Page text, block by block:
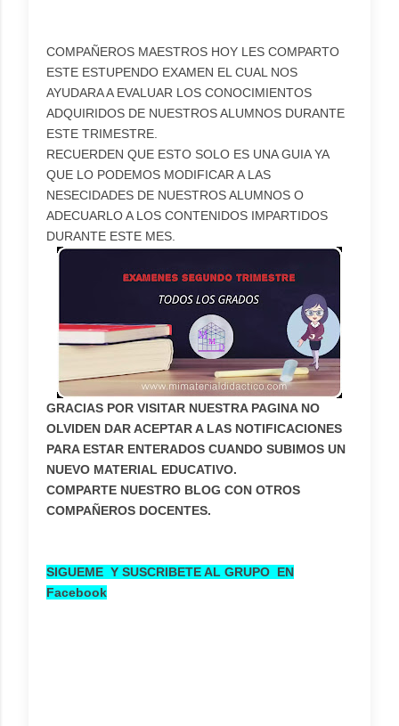
COMPAÑEROS MAESTROS HOY LES COMPARTO
ESTE ESTUPENDO EXAMEN EL CUAL NOS
AYUDARA A EVALUAR LOS CONOCIMIENTOS
ADQUIRIDOS DE NUESTROS ALUMNOS DURANTE
ESTE TRIMESTRE.
RECUERDEN QUE ESTO SOLO ES UNA GUIA YA
QUE LO PODEMOS MODIFICAR A LAS
NESECIDADES DE NUESTROS ALUMNOS O
ADECUARLO A LOS CONTENIDOS IMPARTIDOS
DURANTE ESTE MES.
GRACIAS POR VISITAR NUESTRA PAGINA NO
OLVIDEN DAR ACEPTAR A LAS NOTIFICACIONES
PARA ESTAR ENTERADOS CUANDO SUBIMOS UN
NUEVO MATERIAL EDUCATIVO.
COMPARTE NUESTRO BLOG CON OTROS
COMPAÑEROS DOCENTES.
SIGUEME Y SUSCRIBETE AL GRUPO EN
Facebook